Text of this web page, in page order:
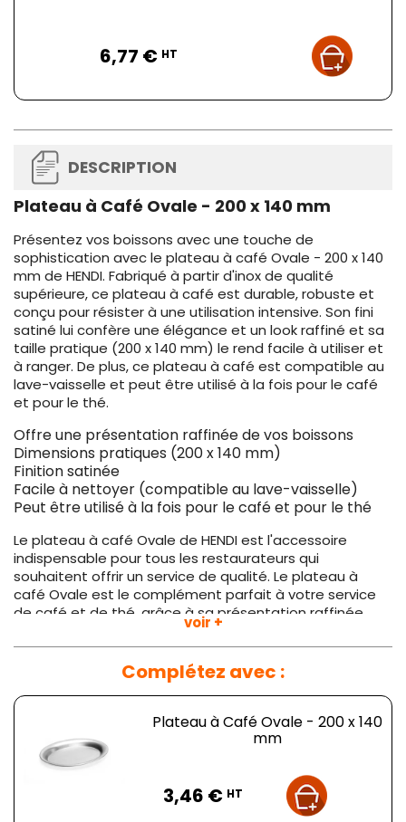
6,77 € HT
DESCRIPTION
Plateau à Café Ovale - 200 x 140 mm
Présentez vos boissons avec une touche de
sophistication avec le plateau à café Ovale - 200 x 140
mm de HENDI. Fabriqué à partir d'inox de qualité
supérieure, ce plateau à café est durable, robuste et
conçu pour résister à une utilisation intensive. Son fini
satiné lui confère une élégance et un look raffiné et sa
taille pratique (200 x 140 mm) le rend facile à utiliser et
à ranger. De plus, ce plateau à café est compatible au
lave-vaisselle et peut être utilisé à la fois pour le café
et pour le thé.
Offre une présentation raffinée de vos boissons
Dimensions pratiques (200 x 140 mm)
Finition satinée
Facile à nettoyer (compatible au lave-vaisselle)
Peut être utilisé à la fois pour le café et pour le thé
Le plateau à café Ovale de HENDI est l'accessoire
indispensable pour tous les restaurateurs qui
souhaitent offrir un service de qualité. Le plateau à
café Ovale est le complément parfait à votre service
de café et de thé, grâce à sa présentation raffinée,
ses dimensions pratiques, sa finition satinée et sa
facilité de nettoyage. Offrez à vos clients une
expérience mémorable et rendez votre établissement
encore plus accueillant. Commandez le plateau à café
Ovale de HENDI aujourd'hui et profitez d'un service de
voir +
Complétez avec :
Plateau à Café Ovale - 200 x 140
mm
3,46 € HT